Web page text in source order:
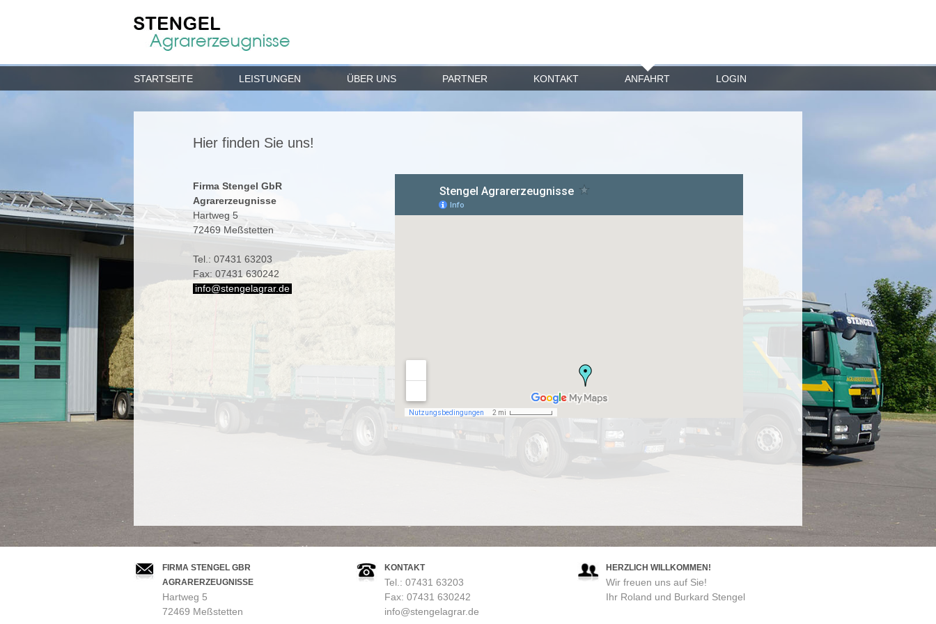
STARTSEITE LEISTUNGEN ÜBER UNS PARTNER KONTAKT ANFAHRT LOGIN
Hier finden Sie uns!
Firma Stengel GbR
Agrarerzeugnisse
Hartweg 5
72469 Meßstetten
Tel.: 07431 63203
Fax: 07431 630242
info@stengelagrar.de
FIRMA STENGEL GBR
AGRARERZEUGNISSE
Hartweg 5
72469 Meßstetten
KONTAKT
Tel.: 07431 63203
Fax: 07431 630242
info@stengelagrar.de
HERZLICH WILLKOMMEN!
Wir freuen uns auf Sie!
Ihr Roland und Burkard Stengel